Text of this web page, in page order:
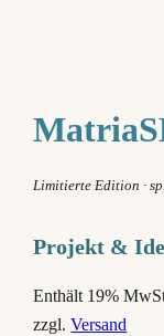
Limitierte Edition ·
Projekt &
Enthält 19%
zzgl.Versand